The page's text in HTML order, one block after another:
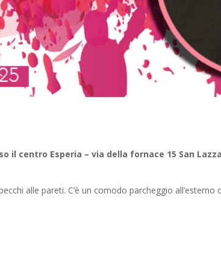
il centro Esperia – via della fornace 15 San
alle pareti. C’è un comodo parcheggio